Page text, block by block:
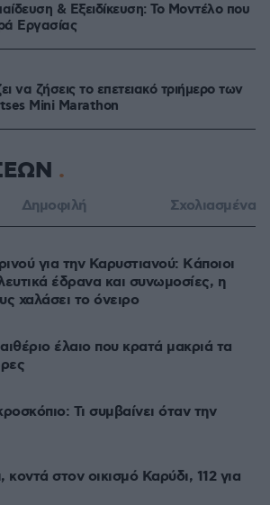
& Εξειδίκευση: Το Mοντέλο που
Eργασίας
να ζήσεις το επετειακό τριήμερο των
Mini Marathon
Δημοφιλή Σχολιασμένα
για την Καρυστιανού: Kάποιοι
έδρανα και συνωμοσίες, η
χαλάσει το όνειρο
έλαιο που κρατά μακριά τα
Τι συμβαίνει όταν την
στον οικισμό Καρύδι, 112 για